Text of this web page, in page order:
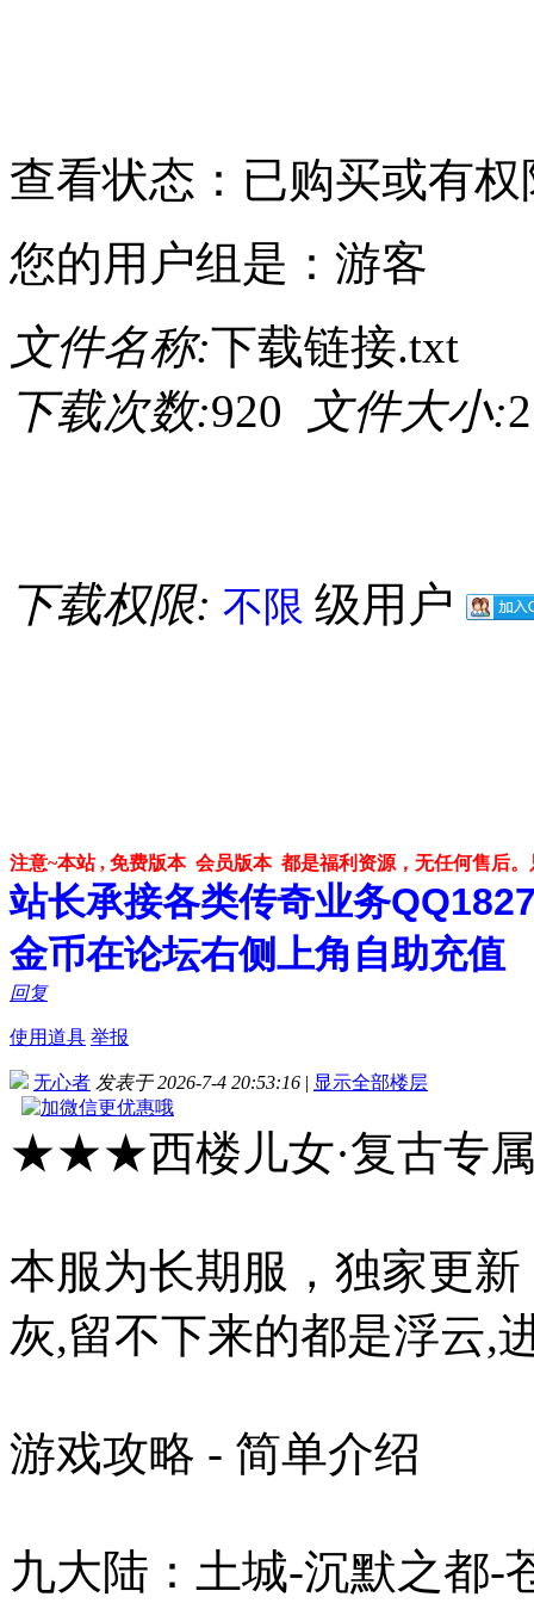
查看状态：已购买或有权
您的用户组是：游客
文件名称:下载链接.txt
下载次数:920 文件大小:
下载权限: 不限 级用户
注意~本站 , 免费版本 会员版本 都是福利资源，无任何售后
站长承接各类传奇业务
金币在论坛右侧上角自助充值
回复
使用道具 举报
无心者 发表于 2026-7-4 20:53:16 | 显示全部楼层
★★★西楼儿女·复古专
本服为长期服，独家更
灰,留不下来的都是浮云,
游戏攻略 - 简单介绍
九大陆：土城-沉默之都-